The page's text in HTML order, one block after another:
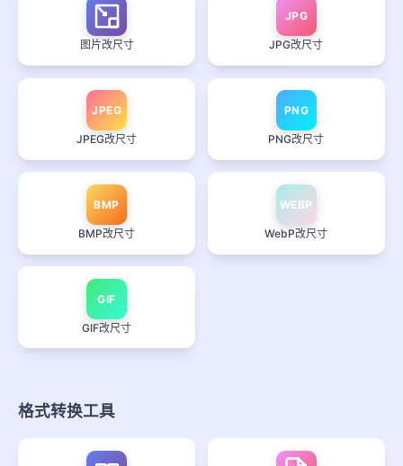
图片改尺寸
JPG
JPG改尺寸
JPEG
JPEG改尺寸
PNG
PNG改尺寸
BMP
BMP改尺寸
WEBP
WebP改尺寸
GIF
GIF改尺寸
格式转换工具